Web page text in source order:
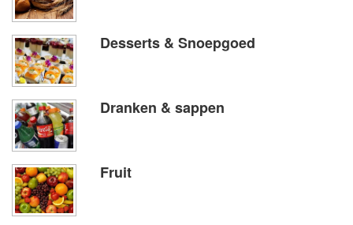
Desserts & Snoepgoed
Dranken & sappen
Fruit